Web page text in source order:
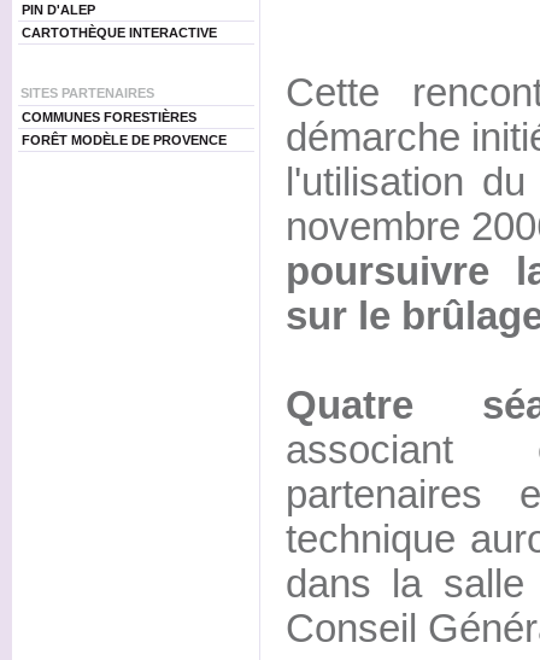
PIN D'ALEP
CARTOTHÈQUE INTERACTIVE
SITES PARTENAIRES
COMMUNES FORESTIÈRES
FORÊT MODÈLE DE PROVENCE
Cette
démarche
l'utilisation
novembre
poursuivre
sur le
Quatre
associant
partenaires
technique
dans la salle
Conseil